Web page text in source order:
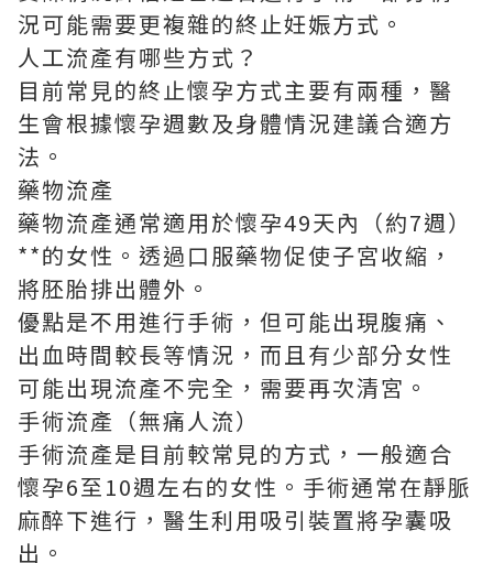
況可能需要更複雜的終止妊娠方式。
人工流產有哪些方式？
目前常見的終止懷孕方式主要有兩種，醫
生會根據懷孕週數及身體情況建議合適方
法。
藥物流產
藥物流產通常適用於懷孕49天內（約7週）
**的女性。透過口服藥物促使子宮收縮，
將胚胎排出體外。
優點是不用進行手術，但可能出現腹痛、
出血時間較長等情況，而且有少部分女性
可能出現流產不完全，需要再次清宮。
手術流產（無痛人流）
手術流產是目前較常見的方式，一般適合
懷孕6至10週左右的女性。手術通常在靜脈
麻醉下進行，醫生利用吸引裝置將孕囊吸
出。